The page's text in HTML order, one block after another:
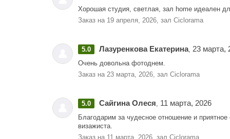
Хорошая студия, светлая, зал home идеален
Заказ на 19 апреля, 2026, зал Ciclorama
5.0 Лазуренкова Екатерина, 23 марта,
Очень довольна фотоднем.
Заказ на 23 марта, 2026, зал Ciclorama
5.0 Сайгина Олеся, 11 марта, 2026
Благодарим за чудесное отношение и
визажиста.
Заказ на 11 марта, 2026, зал Ciclorama